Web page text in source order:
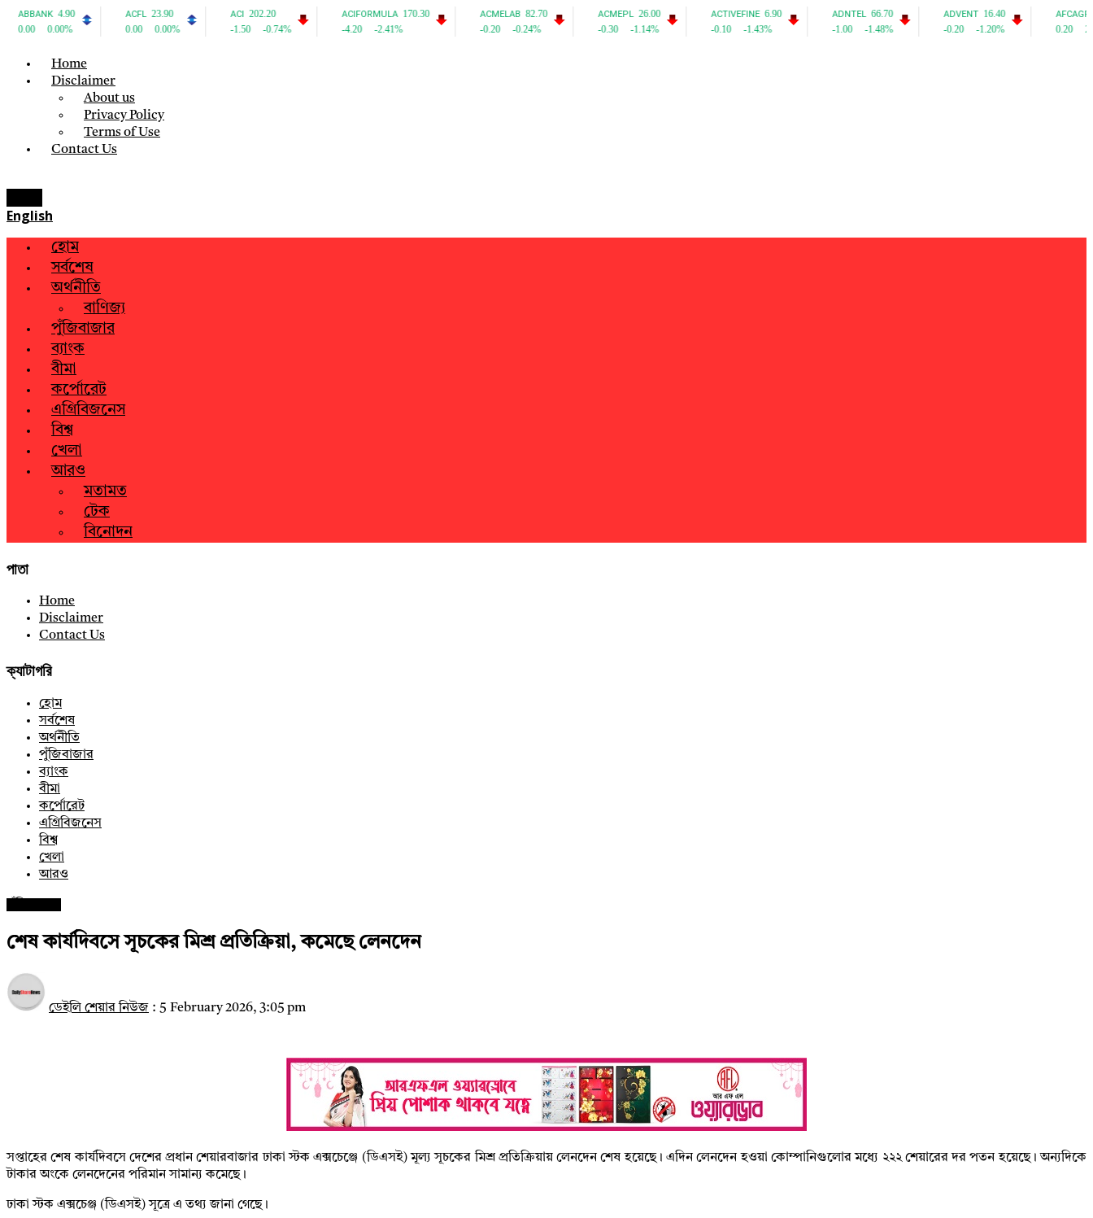
Home
Disclaimer
About us
Privacy Policy
Terms of Use
Contact Us
English
হোম
সর্বশেষ
অর্থনীতি
বাণিজ্য
পুঁজিবাজার
ব্যাংক
বীমা
কর্পোরেট
এগ্রিবিজনেস
বিশ্ব
খেলা
আরও
মতামত
টেক
বিনোদন
পাতা
Home
Disclaimer
Contact Us
ক্যাটাগরি
হোম
সর্বশেষ
অর্থনীতি
পুঁজিবাজার
ব্যাংক
বীমা
কর্পোরেট
এগ্রিবিজনেস
বিশ্ব
খেলা
আরও
শেষ কার্যদিবসে সূচকের মিশ্র প্রতিক্রিয়া, কমেছে লেনদেন
ডেইলি শেয়ার নিউজ : 5 February 2026, 3:05 pm
সপ্তাহের শেষ কার্যদিবসে দেশের প্রধান শেয়ারবাজার ঢাকা স্টক এক্সচেঞ্জে (ডিএসই) মূল্য সূচকের মিশ্র প্রতিক্রিয়ায় লেনদেন শেষ হয়েছে। এদিন লেনদেন হওয়া কোম্পানিগুলোর মধ্যে ২২২ শেয়ারের দর পতন হয়েছে। অন্যদিকে
টাকার অংকে লেনদেনের পরিমান সামান্য কমেছে।
ঢাকা স্টক এক্সচেঞ্জ (ডিএসই) সূত্রে এ তথ্য জানা গেছে।